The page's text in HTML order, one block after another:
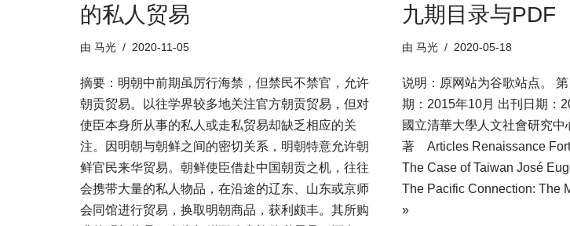
的私人贸易
由 马光 2020-11-05
摘要：明朝中前期虽厉行海禁，但禁民不禁官，允许
朝贡贸易。以往学界较多地关注官方朝贡贸易，但对
使臣本身所从事的私人或走私贸易却缺乏相应的关
注。因明朝与朝鲜之间的密切关系，明朝特意允许朝
鲜官民来华贸易。朝鲜使臣借赴中国朝贡之机，往往
会携带大量的私人物品，在沿途的辽东、山东或京师
会同馆进行贸易，换取明朝商品，获利颇丰。其所购
九期目录与PDF
由 马光 2020-05-18
说明：原网站为谷歌站点。
期：2015年10月 出刊日期：
國立清華大學人文社會研究中
著 Articles Renaissance
The Case of Taiwan José
The Pacific Connection: The
»